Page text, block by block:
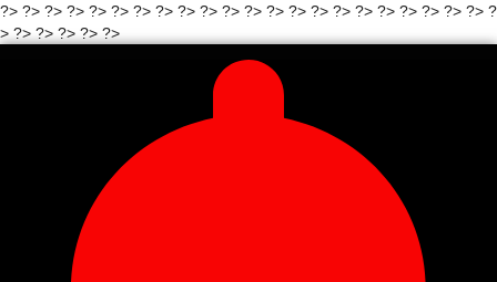
?> ?> ?> ?> ?> ?> ?> ?> ?> ?> ?> ?> ?> ?> ?> ?> ?> ?> ?> ?> ?> ?> ?
> ?> ?> ?> ?> ?>